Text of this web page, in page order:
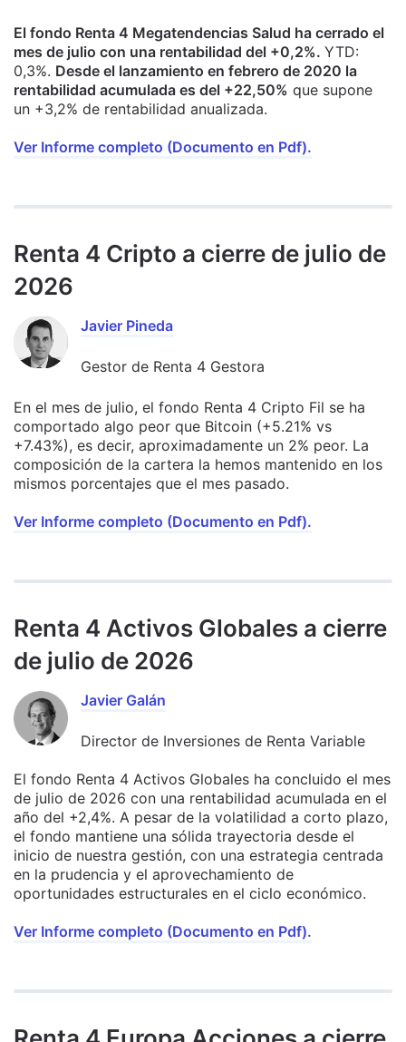
El fondo Renta 4 Megatendencias Salud ha cerrado el
mes de julio con una rentabilidad del +0,2%. YTD:
0,3%. Desde el lanzamiento en febrero de 2020 la
rentabilidad acumulada es del +22,50% que supone
un +3,2% de rentabilidad anualizada.
Ver Informe completo (Documento en Pdf).
Renta 4 Cripto a cierre de julio de
2026
Javier Pineda
Gestor de Renta 4 Gestora
En el mes de julio, el fondo Renta 4 Cripto Fil se ha
comportado algo peor que Bitcoin (+5.21% vs
+7.43%), es decir, aproximadamente un 2% peor. La
composición de la cartera la hemos mantenido en los
mismos porcentajes que el mes pasado.
Ver Informe completo (Documento en Pdf).
Renta 4 Activos Globales a cierre
de julio de 2026
Javier Galán
Director de Inversiones de Renta Variable
El fondo Renta 4 Activos Globales ha concluido el mes
de julio de 2026 con una rentabilidad acumulada en el
año del +2,4%. A pesar de la volatilidad a corto plazo,
el fondo mantiene una sólida trayectoria desde el
inicio de nuestra gestión, con una estrategia centrada
en la prudencia y el aprovechamiento de
oportunidades estructurales en el ciclo económico.
Ver Informe completo (Documento en Pdf).